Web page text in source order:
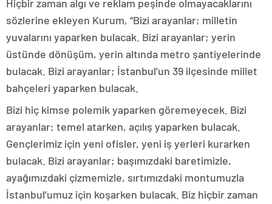
Hiçbir zaman algı ve reklam peşinde olmayacaklarını
sözlerine ekleyen Kurum, “Bizi arayanlar; milletin
yuvalarını yaparken bulacak. Bizi arayanlar; yerin
üstünde dönüşüm, yerin altında metro şantiyelerinde
bulacak. Bizi arayanlar; İstanbul’un 39 ilçesinde millet
bahçeleri yaparken bulacak.
Bizi hiç kimse polemik yaparken göremeyecek. Bizi
arayanlar; temel atarken, açılış yaparken bulacak.
Gençlerimiz için yeni ofisler, yeni iş yerleri kurarken
bulacak. Bizi arayanlar; başımızdaki baretimizle,
ayağımızdaki çizmemizle, sırtımızdaki montumuzla
İstanbul’umuz için koşarken bulacak. Biz hiçbir zaman